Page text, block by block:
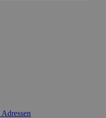
Adressen